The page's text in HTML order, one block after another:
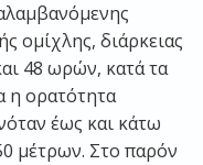
ομίχλης, διάρκειας
48 ωρών, κατά τα
η ορατότητα
έως και κάτω
μέτρων. Στο παρόν